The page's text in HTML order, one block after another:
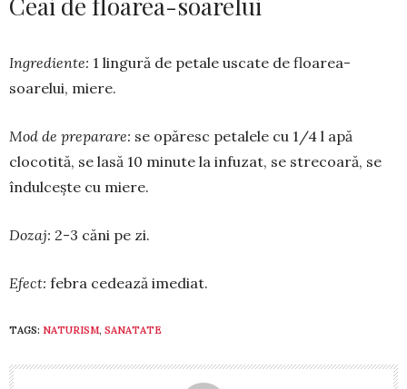
Ingrediente: 1 lingură de petale uscate de floa­rea-
soarelui, miere.
Mod de preparare: se opăresc pe­talele cu 1/4 l apă
cloco­tită, se lasă 10 minute la in­fuzat, se strecoară, se
îndul­cește cu miere.
Dozaj: 2-3 căni pe zi.
Efect: febra cedează imediat.
TAGS: NATURISM, SANATATE